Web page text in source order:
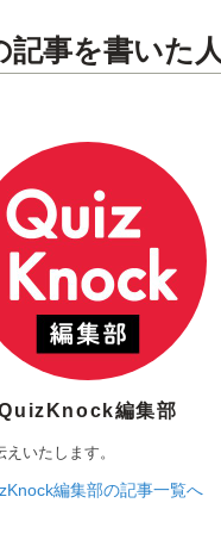
記事を書いた人
編集部
いたします。
編集部の記事一覧へ